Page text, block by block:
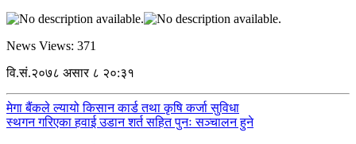
News Views: 371
वि.सं.२०७८ असार ८ २०:३१
मेगा बैंकले ल्यायो किसान कार्ड तथा कृषि कर्जा सुविधा
स्थगन गरिएका हवाई उडान शर्त सहित पुनः सञ्चालन हुने